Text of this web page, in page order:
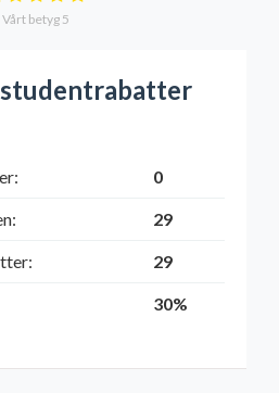
Vårt betyg 5
0
29
29
30%